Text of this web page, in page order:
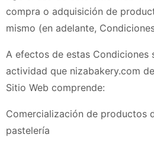
compra o adquisición de
mismo (en adelante,
A efectos de estas Condiciones
actividad que nizabakery.com
Sitio Web comprende:
Comercialización de productos
pastelería